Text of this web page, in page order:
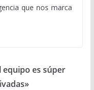
que nos marca
equipo es súper